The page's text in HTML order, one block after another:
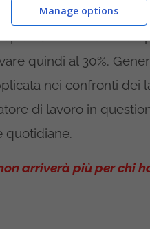
sul compenso
parial 20%.La misura
quindi al 30%.
nei confronti dei
di lavoro in
quotidiane.
arriverà più per chi
Manage options